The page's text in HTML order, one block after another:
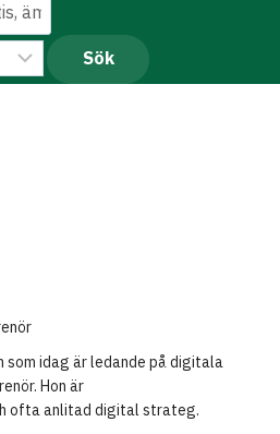
som idag är ledande på digitala
Hon är
ofta anlitad digital strateg.